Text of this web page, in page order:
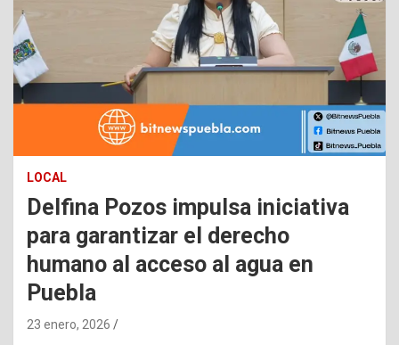
LOCAL
Delfina Pozos impulsa iniciativa
para garantizar el derecho
humano al acceso al agua en
Puebla
23 enero, 2026